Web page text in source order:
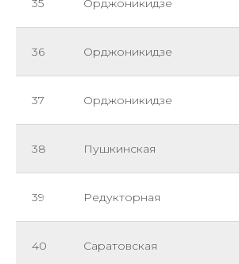
35 Орджоникидзе
36 Орджоникидзе
37 Орджоникидзе
38 Пушкинская
39 Редукторная
40 Саратовская